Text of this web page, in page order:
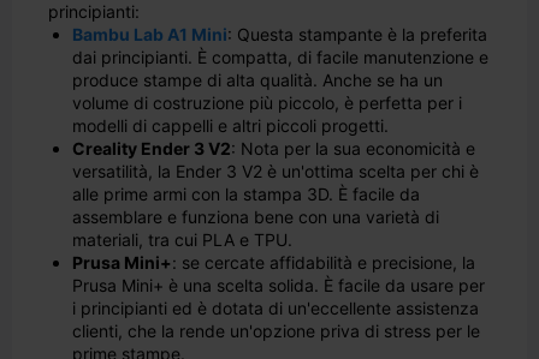
principianti:
Bambu Lab A1 Mini: Questa stampante è la preferita
dai principianti. È compatta, di facile manutenzione e
produce stampe di alta qualità. Anche se ha un
volume di costruzione più piccolo, è perfetta per i
modelli di cappelli e altri piccoli progetti.
Creality Ender 3 V2: Nota per la sua economicità e
versatilità, la Ender 3 V2 è un'ottima scelta per chi è
alle prime armi con la stampa 3D. È facile da
assemblare e funziona bene con una varietà di
materiali, tra cui PLA e TPU.
Prusa Mini+: se cercate affidabilità e precisione, la
Prusa Mini+ è una scelta solida. È facile da usare per
i principianti ed è dotata di un'eccellente assistenza
clienti, che la rende un'opzione priva di stress per le
prime stampe.